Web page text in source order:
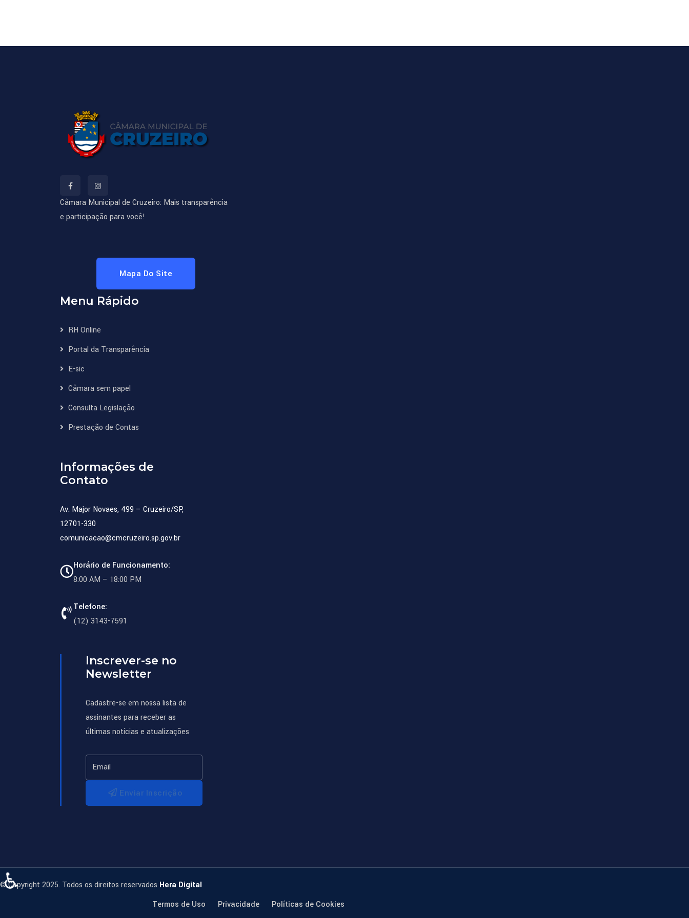
Câmara Municipal de Cruzeiro: Mais transparência
e participação para você!
Mapa Do Site
Menu Rápido
RH Online
Portal da Transparência
E-sic
Câmara sem papel
Consulta Legislação
Prestação de Contas
Informações de
Contato
Av. Major Novaes, 499 – Cruzeiro/SP,
12701-330
comunicacao@cmcruzeiro.sp.gov.br
Horário de Funcionamento:
8:00 AM – 18:00 PM
Telefone:
(12) 3143-7591
Inscrever-se no
Newsletter
Cadastre-se em nossa lista de
assinantes para receber as
últimas notícias e atualizações
Enviar Inscrição
© Copyright 2025. Todos os direitos reservados Hera Digital
Termos de Uso
Privacidade Políticas de Cookies